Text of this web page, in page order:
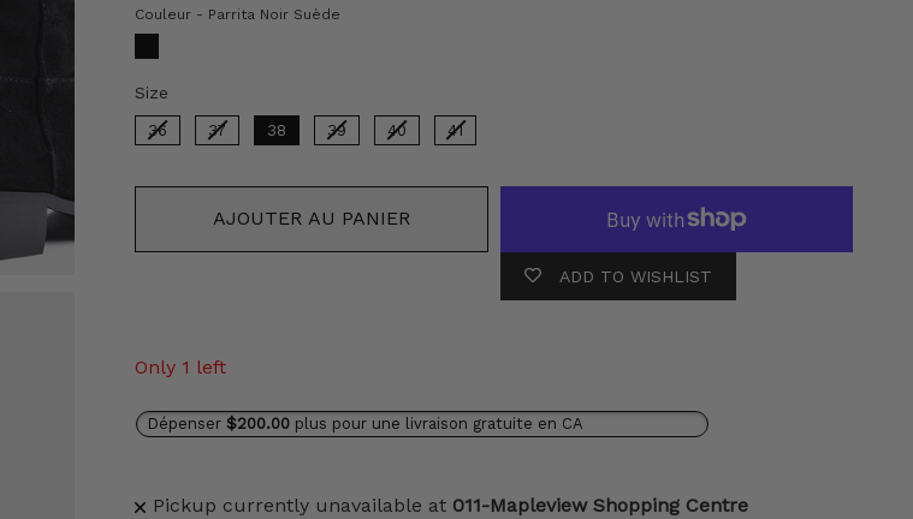
Couleur - Parrita Noir Suède
Size
36 37 38 39 40 41
AJOUTER AU PANIER
ADD TO WISHLIST
Only 1 left
Dépenser $200.00 plus pour une livraison gratuite en CA
Pickup currently unavailable at 011-Mapleview Shopping Centre